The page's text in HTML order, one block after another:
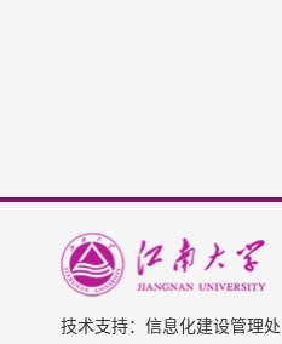
技术支持：信息化建设管理处